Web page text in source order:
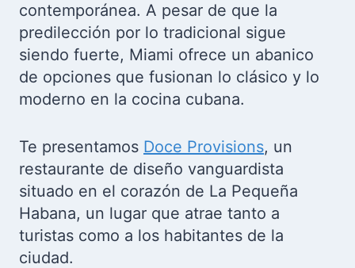
contemporánea. A pesar de que la
predilección por lo tradicional sigue
siendo fuerte, Miami ofrece un abanico
de opciones que fusionan lo clásico y lo
moderno en la cocina cubana.
Te presentamos Doce Provisions, un
restaurante de diseño vanguardista
situado en el corazón de La Pequeña
Habana, un lugar que atrae tanto a
turistas como a los habitantes de la
ciudad.